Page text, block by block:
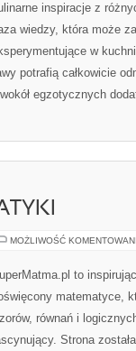
inspiracje z
wiedzy, która może
w
potrafią całkowicie
egzotycznych
MOŻLIWOŚĆ
to
matematyce,
równań i
Strona